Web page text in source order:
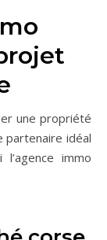
une propriété
partenaire idéal
immo